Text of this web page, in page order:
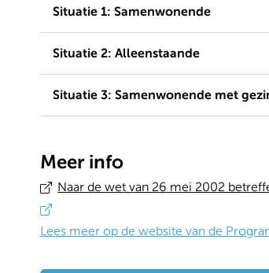
Situatie 1: Samenwonende
Situatie 2: Alleenstaande
Situatie 3: Samenwonende met
Meer info
Naar de wet van 26 mei 2002
Lees meer op de website van de